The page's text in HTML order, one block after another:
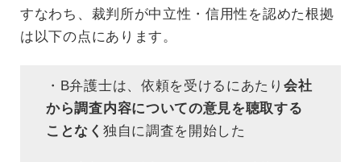
すなわち、裁判所が中立性・信用性を認めた根拠
は以下の点にあります。
・B弁護士は、依頼を受けるにあたり 会社
から調査内容についての意見を聴取する
ことなく 独自に調査を開始した